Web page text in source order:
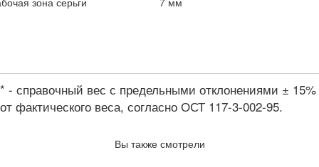
* - справочный вес с предельными отклонениями ± 15%
от фактического веса, согласно ОСТ 117-3-002-95.
Вы также смотрели